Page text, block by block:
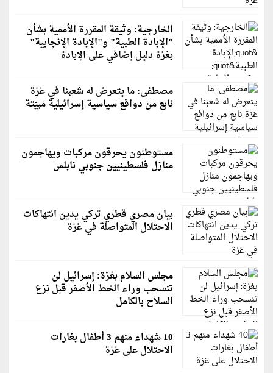
الخارجية: وثيقة المقررة الأممية بشأن
"الإبادة الطبية" و"الإبادة الإنجابية"
بغزة دليل إضافي على الإبادة
مصطفى: ما يتعرض له شعبنا في غزة
نابع من دوافع سياسية إسرائيلية مبيّتة
مستوطنون يحرقون مركبات ويهاجمون
منازل فلسطينيين جنوبي نابلس
بيان مصري قطري تركي يدين انتهاكات
الاحتلال المتواصلة في غزة
مجلس السلام بغزة: إسرائيل لن
تنسحب وراء الخط الأصفر قبل نزع
السلاح بالكامل
10 شهداء منهم 3 أطفال بغارات
الاحتلال على غزة